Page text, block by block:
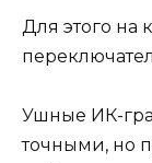
Для этого на
Ушные ИК-
точными, но